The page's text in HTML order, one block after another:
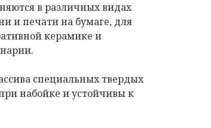
в различных видах
и печати на бумаге, для
керамике и
специальных твердых
набойке и устойчивы к